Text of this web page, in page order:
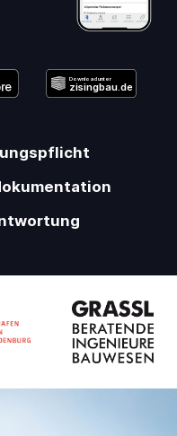
Download unter
zisingbau.de